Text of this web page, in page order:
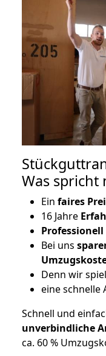
Was spricht
Ein faires
16 Jahre
Professionell
Bei uns
Denn wir
eine schnelle
Schnell und
unverbindliche
ca. 60 %